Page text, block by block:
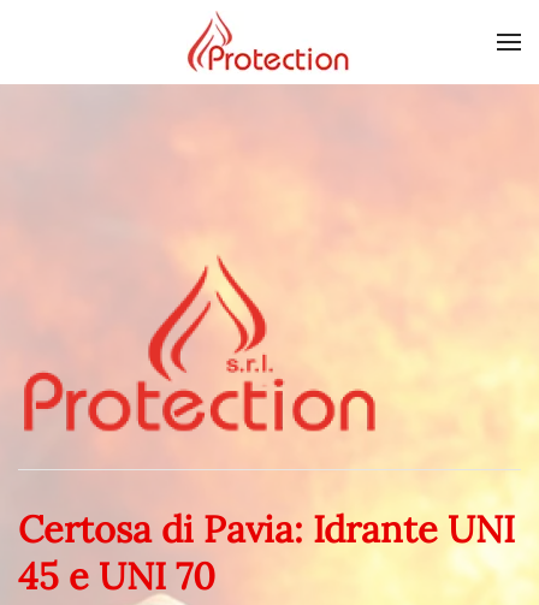
Skip to main content
Certosa di Pavia: Idrante UNI
45 e UNI 70